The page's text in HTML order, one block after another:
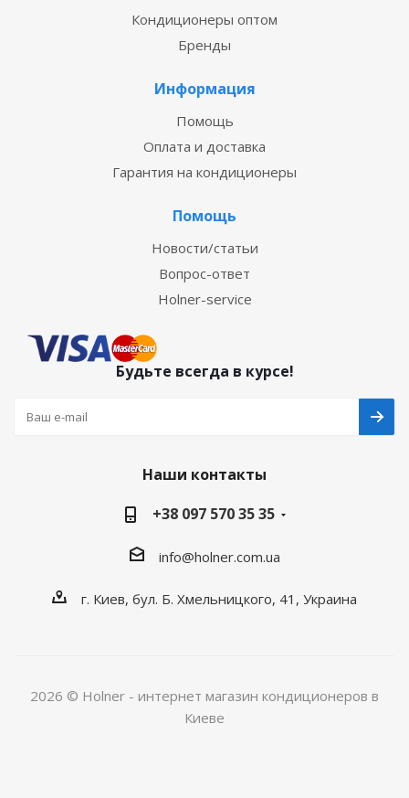
Кондиционеры оптом
Бренды
Информация
Помощь
Оплата и доставка
Гарантия на кондиционеры
Помощь
Новости/статьи
Вопрос-ответ
Holner-service
Будьте всегда в курсе!
Наши контакты
+38 097 570 35 35
info@holner.com.ua
г. Киев, бул. Б. Хмельницкого, 41, Украина
2026 © Holner - интернет магазин кондиционеров в
Киеве